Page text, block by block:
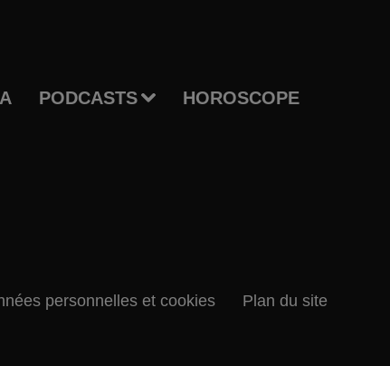
PODCASTS HOROSCOPE
personnelles et cookies Plan du site